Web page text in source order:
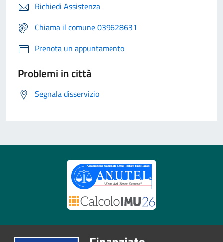
Richiedi Assistenza
Chiama il comune 039628631
Prenota un appuntamento
Problemi in città
Segnala disservizio